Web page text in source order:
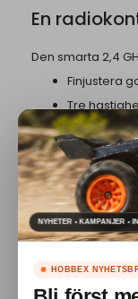
NYHETER • KAMPANJER •
HOBBEX
En
Den smarta 2,4
Finjustera
Tre
nybörjare
Styr LED-
av dem helt.
USB-C-
som helst
Perfekt för
färdig